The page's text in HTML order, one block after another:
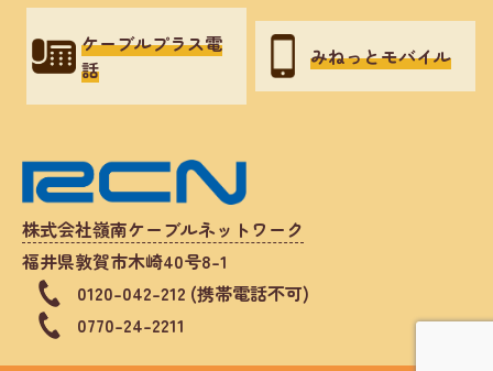
株式会社嶺南ケーブルネットワーク
福井県敦賀市木崎40号8-1
0120-042-212 (携帯電話不可)
0770-24-2211
ケーブルプラス電
話
みねっとモバイル